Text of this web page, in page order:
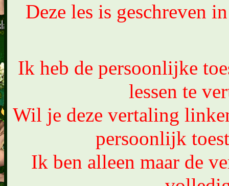
Deze les is geschreven
Ik heb de persoonlijke
lessen te
Wil je deze vertaling
persoonlijk
Ik ben alleen maar de